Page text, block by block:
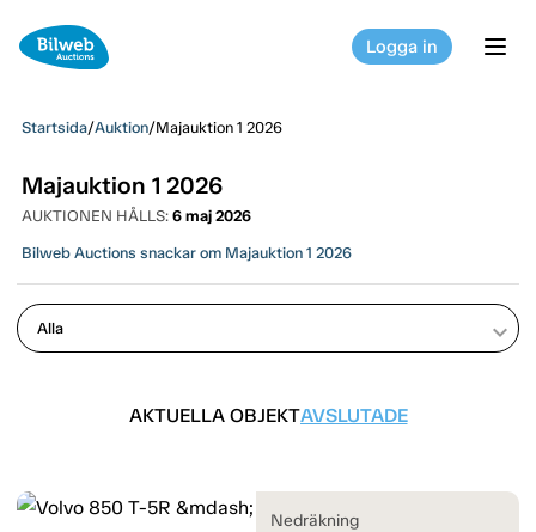
Logga in
Startsida/Auktion/Majauktion 1 2026
Majauktion 1 2026
AUKTIONEN HÅLLS: 6 maj 2026
Bilweb Auctions snackar om Majauktion 1 2026
keyboard_arrow_down
AKTUELLA OBJEKTAVSLUTADE
Nedräkning